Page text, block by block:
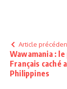
Article
Wawamania :
Français caché
Philippines